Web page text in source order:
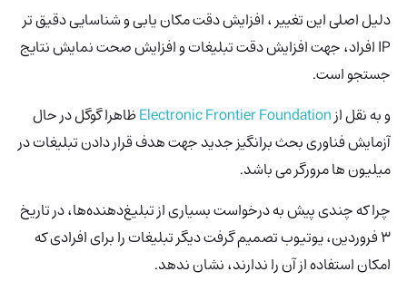
دلیل اصلی این تغییر ، افزایش دقت مکان یابی و شناسایی دقیق تر
IP افراد، جهت افزایش دقت تبلیغات و افزایش صحت نمایش نتایج
جستجو است.
و به نقل ازElectronic Frontier Foundationظاهرا گوگل در حال
آزمایش فناوری بحث برانگیز جدید جهت هدف قرار دادن تبلیغات در
میلیون ها مرورگر می باشد.
چرا که چندی پیش به درخواست بسیاری از تبلیغ‌دهنده‌ها، در تاریخ
3 فروردین، یوتیوب تصمیم گرفت دیگر تبلیغات را برای افرادی که
امکان استفاده از آن را ندارند،‌ نشان ندهد.